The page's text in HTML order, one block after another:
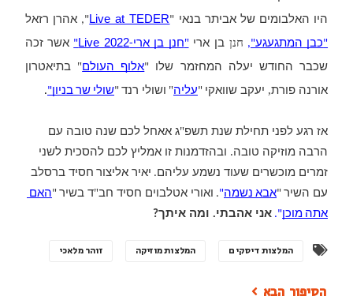
היו האלבומים של אביתר בנאי "Live at TEDER ", אהרן רזאל
"כבן המתגעגע"
, חנן בן ארי "חנן בן ארי-Live 2022
"
שכבר החודש יעלה המחזמר שלו "אלוף העולם" בתיאטרון
אורנה פורת, יעקב שוואקי "עליה" ושולי רנד "שולי שר בניון".
אז רגע לפני תחילת שנת תשפ"ג אאחל לכם שנה טובה עם
הרבה מוזיקה טובה. ובהזדמנות זו אמליץ לכם להסכית לשני
זמרים מוכשרים שעוד נשמע עליהם. יאיר אליצור חסיד ברסלב
עם השיר "אבא נשמה". ואורי אטלבוים חסיד חב"ד בשיר "
אתה מוכן ". אני אהבתי. ומה איתך?
המלצות דיסקים המלצות מוזיקה זוהר מלאכי